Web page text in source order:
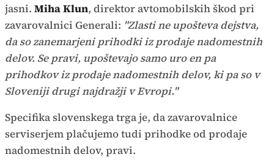
jasni. Miha Klun, direktor avtomobilskih škod pri
zavarovalnici Generali: "Zlasti ne upošteva dejstva,
da so zanemarjeni prihodki iz prodaje nadomestnih
delov. Se pravi, upoštevajo samo uro en pa
prihodkov iz prodaje nadomestnih delov, ki pa so v
Sloveniji drugi najdražji v Evropi."
Specifika slovenskega trga je, da zavarovalnice
serviserjem plačujemo tudi prihodke od prodaje
nadomestnih delov, pravi.